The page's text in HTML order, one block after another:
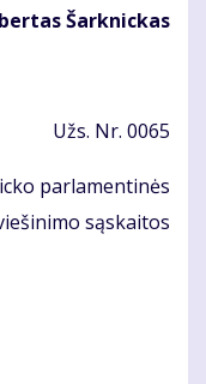
Šar­knic­kas
Užs. Nr. 0065
parlamentinės
sąskaitos